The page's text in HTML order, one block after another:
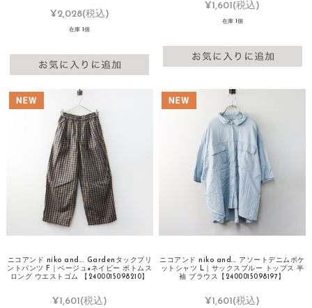
¥2,028(税込)
在庫 1個
¥1,601(税込)
在庫 1個
ニコアンド niko and... Gardenタックプリ
ントパンツ F｜ベージュ×ネイビー ボトムス
ロング ウエストゴム 【2400015098210】
¥1,601(税込)
ニコアンド niko and... アソートデニムポケ
ットシャツ L｜サックスブルー トップス 半
袖 ブラウス【2400015098197】
¥1,601(税込)